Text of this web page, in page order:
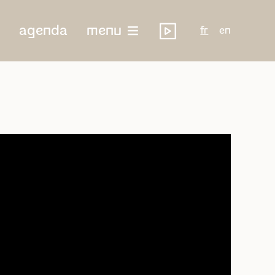
agenda menu fr en